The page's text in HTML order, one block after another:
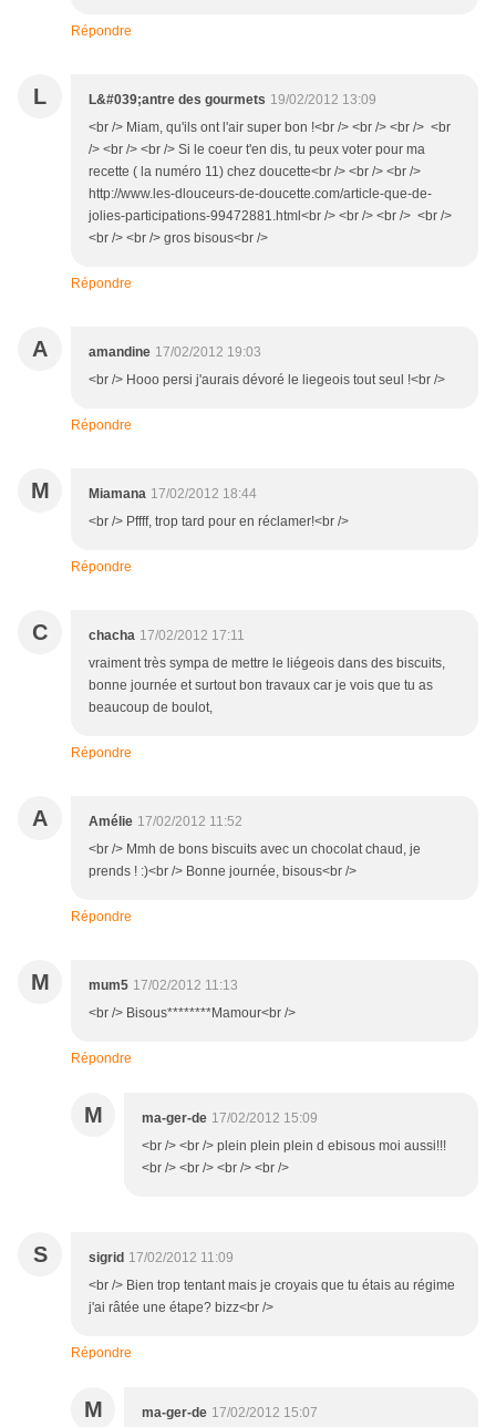
Répondre
L L&#039;antre des gourmets 19/02/2012 13:09
<br /> Miam, qu'ils ont l'air super bon !<br /> <br /> <br /> <br
/> <br /> <br /> Si le coeur t'en dis, tu peux voter pour ma
recette ( la numéro 11) chez doucette<br /> <br /> <br />
http://www.les-dlouceurs-de-doucette.com/article-que-de-
jolies-participations-99472881.html<br /> <br /> <br /> <br />
<br /> <br /> gros bisous<br />
Répondre
A amandine 17/02/2012 19:03
<br /> Hooo persi j'aurais dévoré le liegeois tout seul !<br />
Répondre
M Miamana 17/02/2012 18:44
<br /> Pffff, trop tard pour en réclamer!<br />
Répondre
C chacha 17/02/2012 17:11
vraiment très sympa de mettre le liégeois dans des biscuits,
bonne journée et surtout bon travaux car je vois que tu as
beaucoup de boulot,
Répondre
A Amélie 17/02/2012 11:52
<br /> Mmh de bons biscuits avec un chocolat chaud, je
prends ! :)<br /> Bonne journée, bisous<br />
Répondre
M mum5 17/02/2012 11:13
<br /> Bisous********Mamour<br />
Répondre
M ma-ger-de 17/02/2012 15:09
<br /> <br /> plein plein plein d ebisous moi aussi!!!
<br /> <br /> <br /> <br />
S sigrid 17/02/2012 11:09
<br /> Bien trop tentant mais je croyais que tu étais au régime
j'ai râtée une étape? bizz<br />
Répondre
M ma-ger-de 17/02/2012 15:07